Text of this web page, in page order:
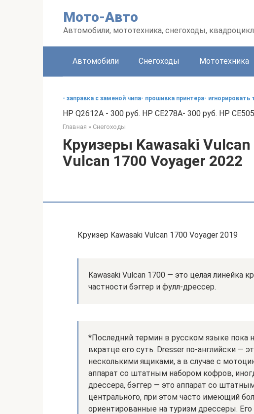
Мото-Авто
Автомобили, мототехника, снегоходы,
Автомобили Снегоходы Мототехника
- заправка с заменой чипа- прошивка принтера- игнорировать
HP Q2612A - 300 руб. HP CE278A- 300 руб. HP
Главная » Снегоходы
Круизеры Kawasaki Vulcan
Vulcan 1700 Voyager 2022
Круизер Kawasaki Vulcan 1700 Voyager 2019
Kawasaki Vulcan 1700 — это целая линейка
частности бэггер и фулл-дрессер.
*Последний термин в русском языке пока
вкратце его суть. Dresser по-английски —
несколькими ящиками, а в случае с
аппарат со штатным набором кофров,
дрессера, бэггер — это аппарат со
центрального, при этом часто имеющий
ориентированные на туризм дрессеры.